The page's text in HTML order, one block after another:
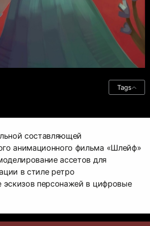
Tags
составляющей
анимационного фильма «Шлейф»
ассетов для
в стиле ретро
эскизов персонажей в цифровые